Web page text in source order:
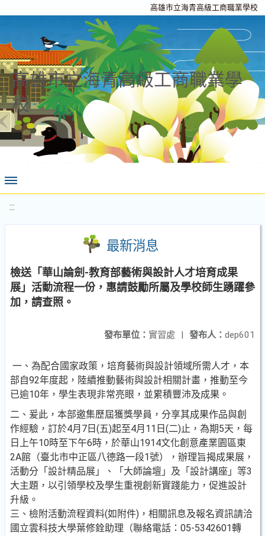
高雄市立海青高級工商職業學校
高雄市立海青高級工商職業學
校
:::
最新消息
檢送「華山論劍-教育部藝術與設計人才培育成果
展」活動流程一份，惠請鼓勵所屬及學校師生踴躍參
加，請查照。
發布人： dep601
發布單位： 實習處 |
一、為配合國家政策，培育藝術與設計領域所需人才，本
部自92年度起，陸續推動藝術與設計相關計畫，推動至今
已逾10年，學生表現非常亮眼，並累積豐沛及成果。
二、爰此，本部邀集歷屆獲獎學員，分享其成果作品與創
作經驗，訂於4月7日(五)起至4月11日(二)止，為期5天，每
日上午10時至下午6時，於華山1914文化創意產業園區東
2A館（臺北市中正區八德路一段1號），辦理旨揭成果展，
活動分「設計精品展」、「大師論壇」及「設計講座」等3
大主題，以引領學校及學生重視創新實踐能力，促進設計
升級。
三、檢附活動流程資料(如附件)，相關訊息及報名資訊請洽
國立雲科技大學葉修銓助理（聯絡電話：05-5342601轉